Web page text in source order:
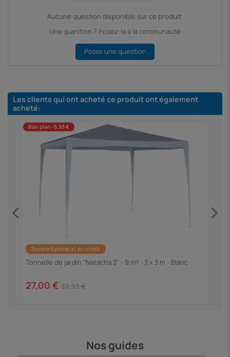
Aucune question disponible sur ce produit.
Une question ? Posez-la à la communauté
Poser une question
Les clients qui ont acheté ce produit ont également
acheté:
Bon plan -5,93 €
Encore 6 pièce(s) en stock
Tonnelle de jardin "Natacha 3" - 9 m² - 3 x 3 m - Blanc
27,00 € 32,93 €
Nos guides